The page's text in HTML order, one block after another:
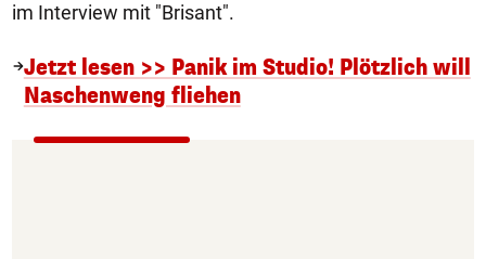
im Interview mit "Brisant".
Jetzt lesen >> Panik im Studio! Plötzlich will
Naschenweng fliehen